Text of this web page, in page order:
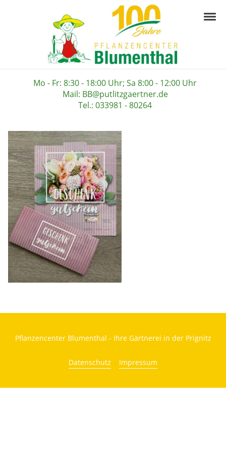
Pflanzencenter
Ihre Gärtnerei in der Prignitz
Mo - Fr: 8:30 - 18:00 Uhr; Sa 8:00 - 12:00 Uhr
Mail: BB@putlitzgaertner.de
Tel.: 033981 - 80264
Pflanzencenter Blumenthal - Ihre Gärtnerei in der Prignitz
Datenschutz Impressum